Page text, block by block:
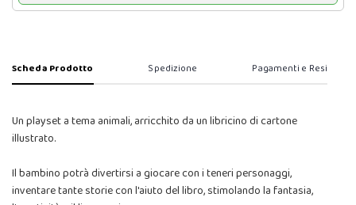
Scheda Prodotto Spedizione Pagamenti e Resi
Un playset a tema animali, arricchito da un libricino di cartone
illustrato.
Il bambino potrà divertirsi a giocare con i teneri personaggi,
inventare tante storie con l'aiuto del libro, stimolando la fantasia,